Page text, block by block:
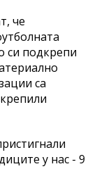
че
си подкрепи
са
у нас - 9